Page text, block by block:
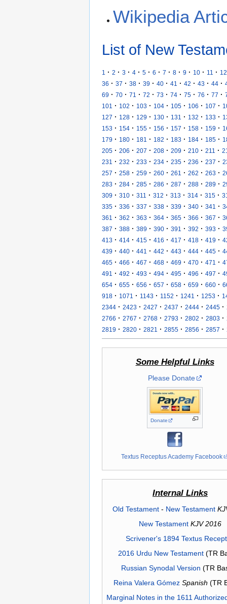
Wikipedia
List of New
1 · 2 · 3 · 4 · 5 · 6 · 7 · 8 · 9 · 10 · 11 · 12
36 · 37 · 38 · 39 · 40 · 41 · 42 · 43 · 44 ·
69 · 70 · 71 · 72 · 73 · 74 · 75 · 76 · 77 ·
101
· 102 · 103 · 104 · 105 · 106 · 107 ·
127 · 128 · 129 · 130 · 131 · 132 · 133 ·
153 · 154 · 155 · 156 · 157 · 158 · 159 ·
179 · 180 · 181 · 182 · 183 · 184 · 185 ·
205 · 206 · 207 · 208 · 209 · 210 · 211 ·
231
· 232 · 233 · 234 · 235 · 236 · 237 ·
257 · 258 · 259 · 260 · 261 · 262 · 263 ·
283 · 284 · 285 · 286 · 287 · 288 · 289 ·
309 · 310 · 311 · 312 · 313 · 314 · 315 ·
335 · 336 · 337 · 338 · 339 · 340 · 341 ·
361
· 362 · 363 · 364 · 365 · 366 · 367 ·
387 · 388 · 389 · 390 · 391 · 392 · 393 ·
413 · 414 · 415 · 416 · 417 · 418 · 419 ·
439 · 440 · 441 · 442 · 443 · 444 · 445 ·
465 · 466 · 467 · 468 · 469 · 470 · 471 ·
491
· 492 · 493 · 494 · 495 · 496 · 497 ·
654 · 655 · 656 · 657 · 658 · 659 · 660 ·
918 · 1071 · 1143 · 1152 · 1241 · 1253 ·
2344 · 2423 · 2427 · 2437 · 2444 · 2445 ·
2766 · 2767 · 2768 · 2793 · 2802 · 2803 ·
2819 · 2820 · 2821 · 2855 · 2856 · 2857 ·
Some Helpful Links
Please Donate
Donate
Textus Receptus Academy Facebook
Internal Links
Old Testament- New Testament
New Testament KJV 2016
Scrivener's 1894 Textus
2016 Urdu New Testament(TR
Russian Synodal Version (TR
Reina Valera Gómez Spanish (TR
Marginal Notes in the 1611